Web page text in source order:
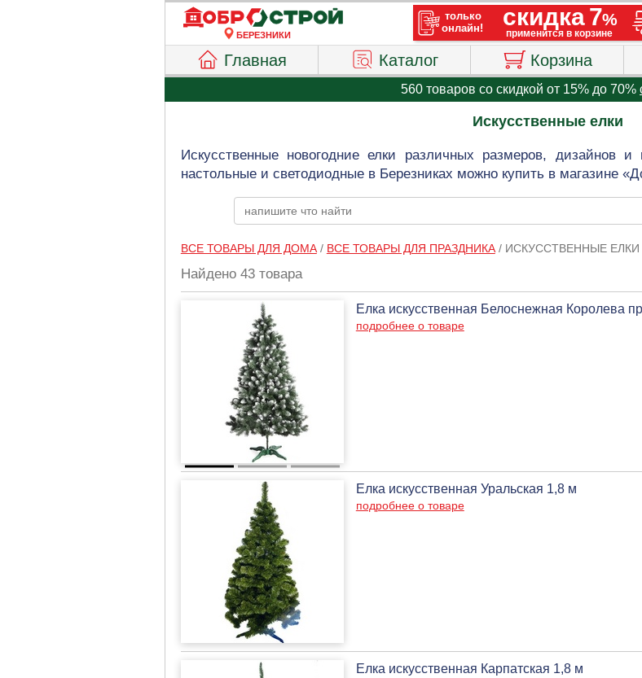
БЕРЕЗНИКИ
Главная Каталог Корзина
560 товаров со скидкой от 15% до 70%
Искусственные елки
Искусственные новогодние елки различных размеров, дизайнов
настольные и светодиодные в Березниках можно купить в магазине
ВСЕ ТОВАРЫ ДЛЯ ДОМА/ ВСЕ ТОВАРЫ ДЛЯ ПРАЗДНИКА/ ИСКУССТВЕННЫЕ ЕЛКИ
Найдено 43 товара
Елка искусственная Белоснежная Королева
подробнее о товаре
Елка искусственная Уральская 1,8 м
подробнее о товаре
Елка искусственная Карпатская 1,8 м